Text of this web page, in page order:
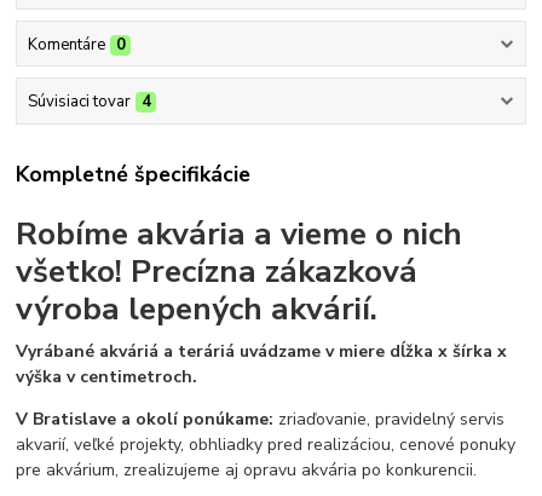
Komentáre 0
Súvisiaci tovar 4
Kompletné špecifikácie
Robíme akvária a vieme o nich
všetko! Precízna zákazková
výroba lepených akvárií.
Vyrábané akváriá a teráriá uvádzame v miere dĺžka x šírka x
výška v centimetroch.
V Bratislave a okolí ponúkame: zriaďovanie, pravidelný servis
akvarií, veľké projekty, obhliadky pred realizáciou, cenové ponuky
pre akvárium, zrealizujeme aj opravu akvária po konkurencii.